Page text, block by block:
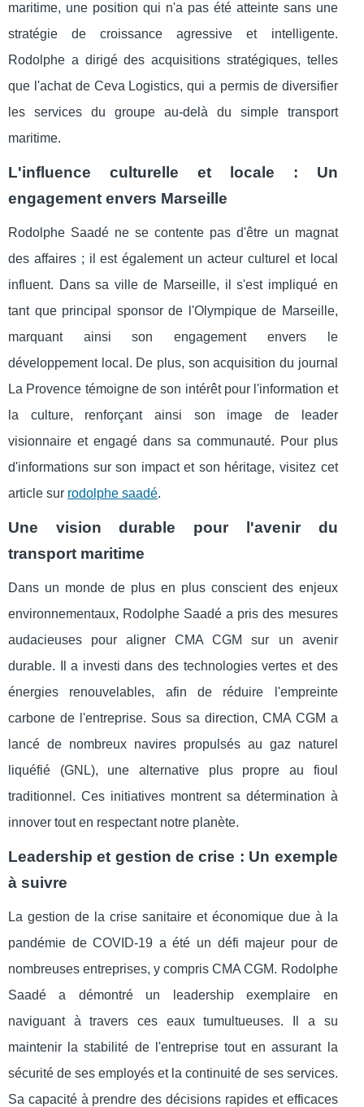
maritime, une position qui n'a pas été atteinte sans une
stratégie de croissance agressive et intelligente.
Rodolphe a dirigé des acquisitions stratégiques, telles
que l'achat de Ceva Logistics, qui a permis de diversifier
les services du groupe au-delà du simple transport
maritime.
L'influence culturelle et locale : Un
engagement envers Marseille
Rodolphe Saadé ne se contente pas d'être un magnat
des affaires ; il est également un acteur culturel et local
influent. Dans sa ville de Marseille, il s'est impliqué en
tant que principal sponsor de l'Olympique de Marseille,
marquant ainsi son engagement envers le
développement local. De plus, son acquisition du journal
La Provence témoigne de son intérêt pour l'information et
la culture, renforçant ainsi son image de leader
visionnaire et engagé dans sa communauté. Pour plus
d'informations sur son impact et son héritage, visitez cet
article sur rodolphe saadé.
Une vision durable pour l'avenir du
transport maritime
Dans un monde de plus en plus conscient des enjeux
environnementaux, Rodolphe Saadé a pris des mesures
audacieuses pour aligner CMA CGM sur un avenir
durable. Il a investi dans des technologies vertes et des
énergies renouvelables, afin de réduire l'empreinte
carbone de l'entreprise. Sous sa direction, CMA CGM a
lancé de nombreux navires propulsés au gaz naturel
liquéfié (GNL), une alternative plus propre au fioul
traditionnel. Ces initiatives montrent sa détermination à
innover tout en respectant notre planète.
Leadership et gestion de crise : Un exemple
à suivre
La gestion de la crise sanitaire et économique due à la
pandémie de COVID-19 a été un défi majeur pour de
nombreuses entreprises, y compris CMA CGM. Rodolphe
Saadé a démontré un leadership exemplaire en
naviguant à travers ces eaux tumultueuses. Il a su
maintenir la stabilité de l'entreprise tout en assurant la
sécurité de ses employés et la continuité de ses services.
Sa capacité à prendre des décisions rapides et efficaces